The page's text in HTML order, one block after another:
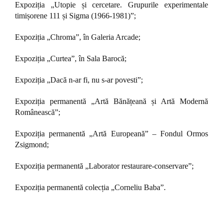
Expoziția „Utopie și cercetare. Grupurile experimentale
timișorene 111 și Sigma (1966-1981)”;
Expoziția „Chroma”, în Galeria Arcade;
Expoziția „Curtea”, în Sala Barocă;
Expoziția „Dacă n-ar fi, nu s-ar povesti”;
Expoziția permanentă „Artă Bănățeană și Artă Modernă
Românească”;
Expoziția permanentă „Artă Europeană” – Fondul Ormos
Zsigmond;
Expoziția permanentă „Laborator restaurare-conservare”;
Expoziția permanentă colecția „Corneliu Baba”.